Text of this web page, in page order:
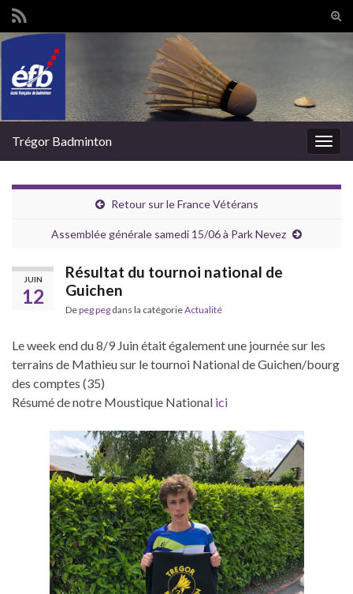
Trégor Badminton
Retour sur le France Vétérans
Assemblée générale samedi 15/06 à Park Nevez
JUIN
12
Résultat du tournoi national de
Guichen
Depeg peg dans la catégorieActualité
Le week end du 8/9 Juin était également une journée sur les
terrains de Mathieu sur le tournoi National de Guichen/bourg
des comptes (35)
Résumé de notre Moustique National ici